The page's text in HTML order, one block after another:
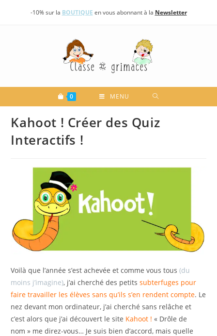
-10% sur la BOUTIQUE en vous abonnant à la Newsletter
0 MENU
Kahoot ! Créer des Quiz
Interactifs !
Voilà que l’année s’est achevée et comme vous tous(du
moins j’imagine), j’ai cherché des petitssubterfuges pour
faire travailler les élèves sans qu’ils s’en rendent compte. Le
nez devant mon ordinateur, j’ai cherché sans relâche et
c’est alors que j’ai découvert le site Kahoot ! « Drôle de
nom » me direz-vous… Je suis bien d’accord, mais quelle